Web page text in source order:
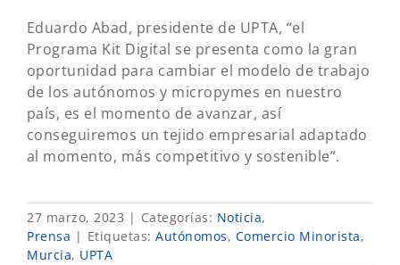
Eduardo Abad, presidente de UPTA, “el
Programa Kit Digital se presenta como la gran
oportunidad para cambiar el modelo de trabajo
de los autónomos y micropymes en nuestro
país, es el momento de avanzar, así
conseguiremos un tejido empresarial adaptado
al momento, más competitivo y sostenible”.
27 marzo, 2023 | Categorías: Noticia,
Prensa | Etiquetas: Autónomos, Comercio Minorista,
Murcia, UPTA